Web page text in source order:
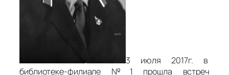
3 июля 2017г. в
библиотеке-филиале №1 прошла встреч